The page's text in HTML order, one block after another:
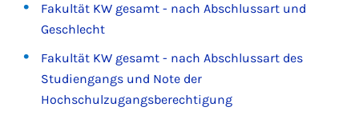
Fakultät KW gesamt - nach Abschlussart und
Geschlecht
Fakultät KW gesamt - nach Abschlussart des
Studiengangs und Note der
Hochschulzugangsberechtigung